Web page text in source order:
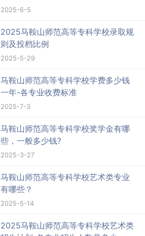
2025-6-5
2025马鞍山师范高等专科学校录取规
则及投档比例
2025-5-29
马鞍山师范高等专科学校学费多少钱
一年-各专业收费标准
2025-7-3
马鞍山师范高等专科学校奖学金有哪
些，一般多少钱?
2025-3-27
马鞍山师范高等专科学校艺术类专业
有哪些？
2025-5-14
2025马鞍山师范高等专科学校艺术类